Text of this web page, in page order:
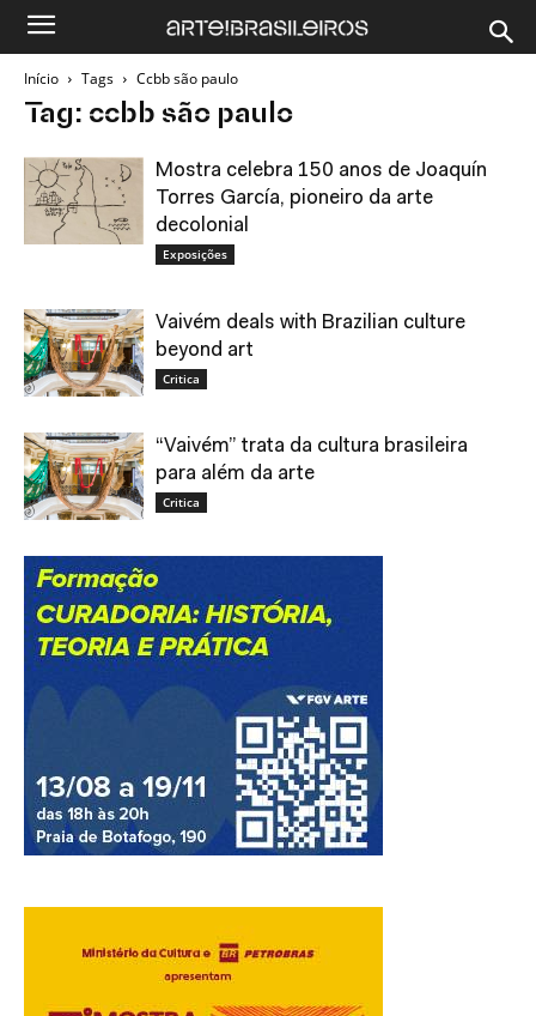
Início Tags Ccbb são paulo
Tag: ccbb são paulo
Mostra celebra 150 anos de Joaquín
Torres García, pioneiro da arte
decolonial
Exposições
Vaivém deals with Brazilian culture
beyond art
Critica
“Vaivém” trata da cultura brasileira
para além da arte
Critica